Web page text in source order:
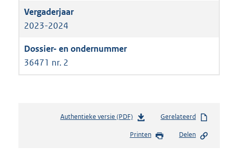
2023-2024
36471 nr. 2
Authentieke versie (PDF)b
s
Gerelateerd
Printen Delen